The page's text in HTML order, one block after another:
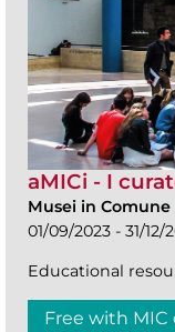
aMICi - I
Musei in Comune
01/09/2023 - 31/12/
Educational
Free with MIC